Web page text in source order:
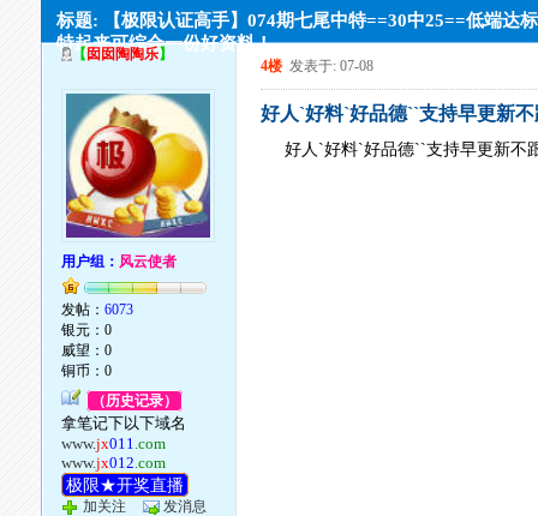
标题: 【极限认证高手】074期七尾中特==30中25==低端达
特起来可综合一份好资料！
【囡囡陶陶乐】
用户组： 风云使者
发帖：6073
银元：0
威望：0
铜币：0
（历史记录）
拿笔记下以下域名
www.jx011.com
www.jx012.com
极限★开奖直播
加关注 发消息
4楼 发表于: 07-08
好人`好料`好品德``支持早更新
好人`好料`好品德``支持早更新不